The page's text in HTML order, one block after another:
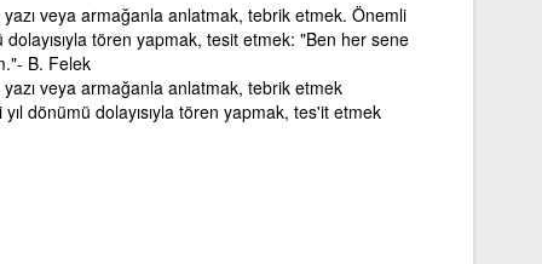
veya armağanla anlatmak, tebrik etmek. Önemli
tören yapmak, tesit etmek: "Ben her sene
B. Felek
veya armağanla anlatmak, tebrik etmek
dönümü dolayısıyla tören yapmak, tes'it etmek